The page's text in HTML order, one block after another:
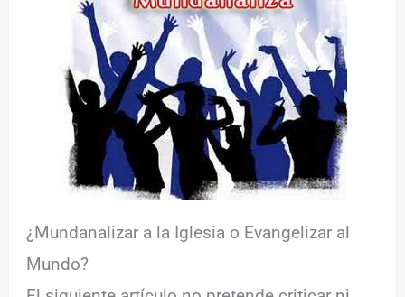
¿Mundanalizar a la Iglesia o Evangelizar al
Mundo?